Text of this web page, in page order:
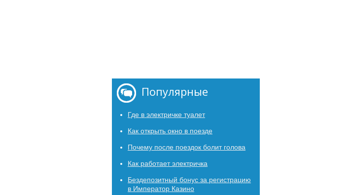
Популярные
Где в электричке туалет
Как открыть окно в поезде
Почему после поездок болит голова
Как работает электричка
Бездепозитный бонус за регистрацию
в Император Казино